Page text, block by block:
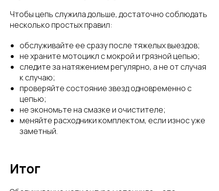
Чтобы цепь служила дольше, достаточно соблюдать
несколько простых правил:
обслуживайте ее сразу после тяжелых выездов;
не храните мотоцикл с мокрой и грязной цепью;
следите за натяжением регулярно, а не от случая
к случаю;
проверяйте состояние звезд одновременно с
цепью;
не экономьте на смазке и очистителе;
меняйте расходники комплектом, если износ уже
заметный.
Итог